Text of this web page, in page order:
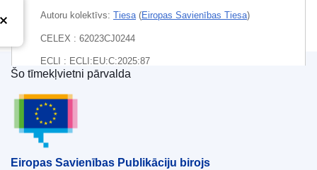
Autoru kolektīvs: Tiesa (Eiropas Savienības Tiesa)
CELEX : 62023CJ0244
ECLI : ECLI:EU:C:2025:87
Eiropas Savienības Publikāciju birojs
Šo tīmekļvietni pārvalda
Eiropas Savienības Publikāciju birojs